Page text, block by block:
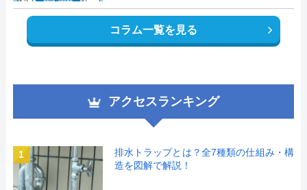
コラム一覧を見る
アクセスランキング
1
排水トラップとは？全7種類の仕組み・構
造を図解で解説！